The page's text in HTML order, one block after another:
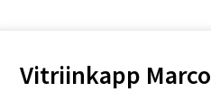
Vitriinkapp